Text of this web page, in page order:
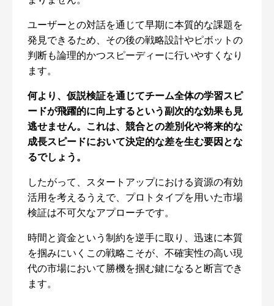
ユーザーとの対話を通じて早期に本質的な課題を
発見できるため、その後の戦略設計やピボットの
判断も論理的かつスピーディーに行いやすくなり
ます。
何より、仮説検証を通じてチーム全体の学習スピ
ードが飛躍的に向上するという副次的な効果も見
逃せません。これは、競合との差別化や将来的な
成長スピードにおいて決定的な差を生む要因とな
るでしょう。
したがって、スタートアップにおける資源の有効
活用を考えるうえで、プロトタイプを用いた市場
検証は不可欠なアプローチです。
時間と資金という制約を逆手に取り、迅速に本質
を掴みにいくこの戦略こそが、不確実性の高い現
代の市場において勝機を掴む鍵になると断言でき
ます。